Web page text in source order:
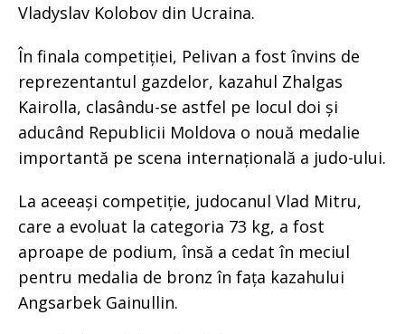
Vladyslav Kolobov din Ucraina.
În finala competiției, Pelivan a fost învins de
reprezentantul gazdelor, kazahul Zhalgas
Kairolla, clasându-se astfel pe locul doi și
aducând Republicii Moldova o nouă medalie
importantă pe scena internațională a judo-ului.
La aceeași competiție, judocanul Vlad Mitru,
care a evoluat la categoria 73 kg, a fost
aproape de podium, însă a cedat în meciul
pentru medalia de bronz în fața kazahului
Angsarbek Gainullin.